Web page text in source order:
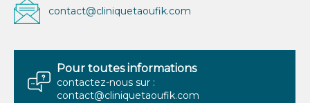
contact@cliniquetaoufik.com
Pour toutes informations
contactez-nous sur :
contact@cliniquetaoufik.com